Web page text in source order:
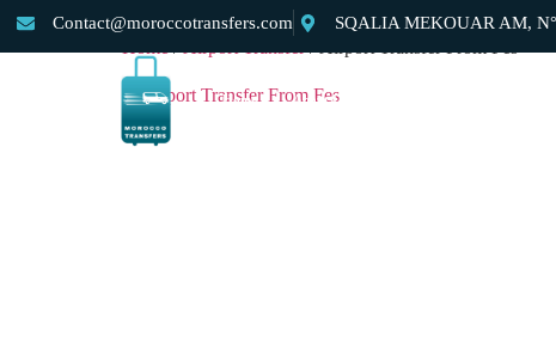
Contact@moroccotransfers.com SQALIA MEKOUAR AM,
Home About Us